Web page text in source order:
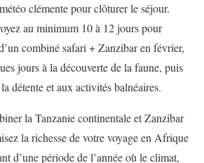
clémente pour clôturer le séjour.
au minimum 10 à 12 jours pour
combiné safari + Zanzibar en février,
jours à la découverte de la faune, puis
détente et aux activités balnéaires.
la Tanzanie continentale et Zanzibar
la richesse de votre voyage en Afrique
d’une période de l’année où le climat,